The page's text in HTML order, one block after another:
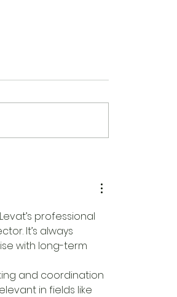
professional
It’s always
with long-term
and coordination
in fields like